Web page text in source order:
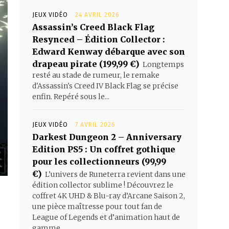
JEUX VIDÉO 24 AVRIL 2026
Assassin’s Creed Black Flag
Resynced – Édition Collector :
Edward Kenway débarque avec son
drapeau pirate (199,99 €) Longtemps
resté au stade de rumeur, le remake
d'Assassin's Creed IV Black Flag se précise
enfin. Repéré sous le...
JEUX VIDÉO 7 AVRIL 2026
Darkest Dungeon 2 – Anniversary
Edition PS5 : Un coffret gothique
pour les collectionneurs (99,99
€) L’univers de Runeterra revient dans une
édition collector sublime ! Découvrez le
coffret 4K UHD & Blu-ray d’Arcane Saison 2,
une pièce maîtresse pour tout fan de
League of Legends et d’animation haut de